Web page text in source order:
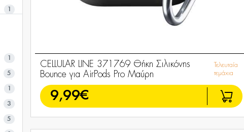
1
1
1
2
1
1
1
5
1
3
5
CELLULAR LINE 371769 Θήκη Σιλικόνης
Bounce για AirPods Pro Μαύρη
Τελευταία
τεμάχια
9,99€